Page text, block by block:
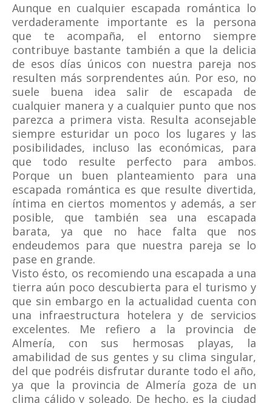
Aunque en cualquier escapada romántica lo
verdaderamente importante es la persona
que te acompaña, el entorno siempre
contribuye bastante también a que la delicia
de esos días únicos con nuestra pareja nos
resulten más sorprendentes aún. Por eso, no
suele buena idea salir de escapada de
cualquier manera y a cualquier punto que nos
parezca a primera vista. Resulta aconsejable
siempre esturidar un poco los lugares y las
posibilidades, incluso las económicas, para
que todo resulte perfecto para ambos.
Porque un buen planteamiento para una
escapada romántica es que resulte divertida,
íntima en ciertos momentos y además, a ser
posible, que también sea una escapada
barata, ya que no hace falta que nos
endeudemos para que nuestra pareja se lo
pase en grande.
Visto ésto, os recomiendo una escapada a una
tierra aún poco descubierta para el turismo y
que sin embargo en la actualidad cuenta con
una infraestructura hotelera y de servicios
excelentes. Me refiero a la provincia de
Almería, con sus hermosas playas, la
amabilidad de sus gentes y su clima singular,
del que podréis disfrutar durante todo el año,
ya que la provincia de Almería goza de un
clima cálido y soleado. De hecho, es la ciudad